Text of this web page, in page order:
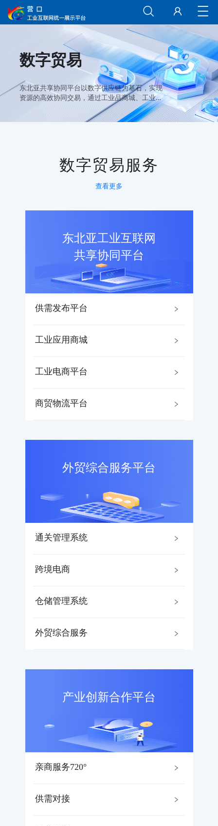
数字贸易
东北亚共享协同平台以数字供应链为基石，实现
资源的高效协同交易，通过工业品商城、工业应
用商城、商贸物流共享等多项模块，构建了一个
全面、高效的数字化贸易生态。 外贸综合服务平
数字贸易服务
查看更多
东北亚工业互联网
共享协同平台
供需发布平台
工业应用商城
工业电商平台
商贸物流平台
外贸综合服务平台
通关管理系统
跨境电商
仓储管理系统
外贸综合服务
产业创新合作平台
亲商服务720°
供需对接